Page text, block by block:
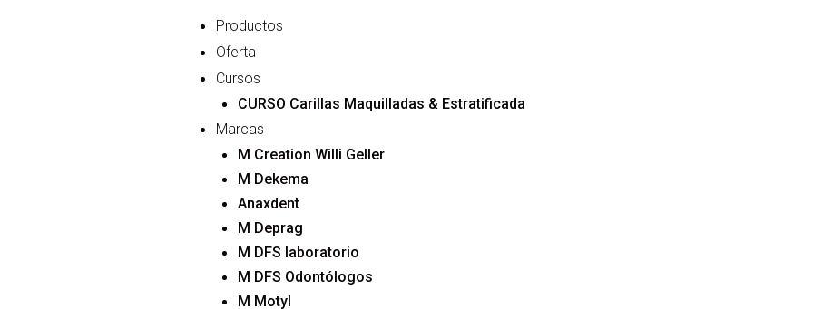
Productos
Oferta
Cursos
CURSO Carillas Maquilladas & Estratificada
Marcas
M Creation Willi Geller
M Dekema
Anaxdent
M Deprag
M DFS laboratorio
M DFS Odontólogos
M Motyl
Menu